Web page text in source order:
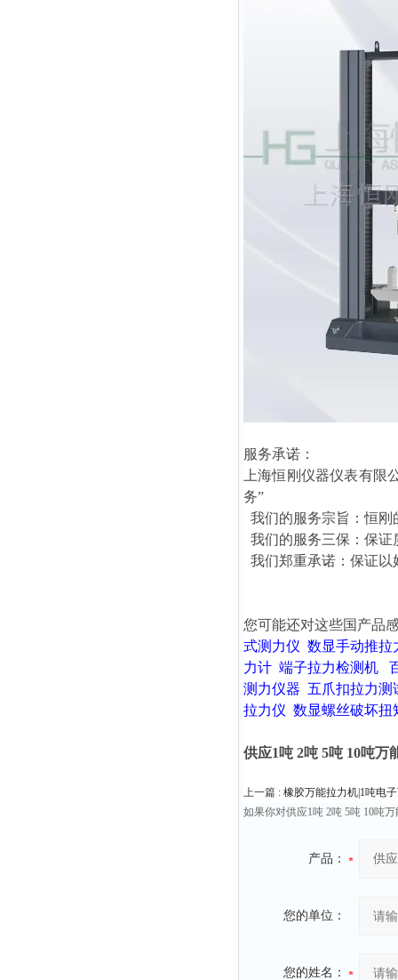
服务承诺：
上海恒刚仪器仪表有
务”
我们的服务宗旨：恒
我们的服务三保：保
我们郑重承诺：保证
您可能还对这些国产品
式测力仪 数显手动推拉
力计 端子拉力检测机
测力仪器 五爪扣拉力测
拉力仪 数显螺丝破坏扭
供应1吨 2吨 5吨 10吨万
上一篇 : 橡胶万能拉力机|1吨电
如果你对供应1吨 2吨 5吨 10吨
产品：
您的单位：
您的姓名：